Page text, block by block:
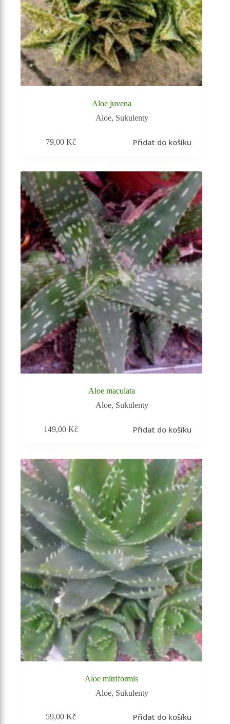
Aloe juvena
Aloe, Sukulenty
79,00Kč Přidat do košíku
Aloe maculata
Aloe, Sukulenty
149,00Kč Přidat do košíku
Aloe mitriformis
Aloe, Sukulenty
59,00Kč Přidat do košíku